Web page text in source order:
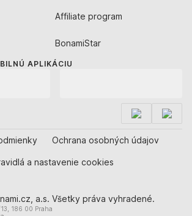
Affiliate program
BonamiStar
APLIKÁCIU
Ochrana osobných údajov
a nastavenie cookies
a.s. Všetky práva vyhradené.
186 00 Praha